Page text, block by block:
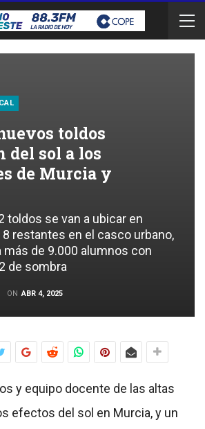
toldos
del sol a los
de Murcia y
toldos se van a ubicar en
8 restantes en el casco urbano,
de 9.000 alumnos con
de sombra
ON ABR 4, 2025
y equipo docente de las altas
efectos del sol en Murcia, y un